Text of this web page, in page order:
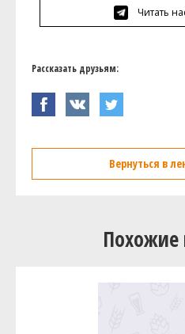
Читать
Рассказать друзьям:
Вернуться в
Похожие